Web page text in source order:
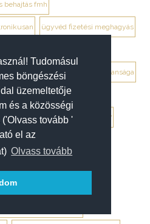
Tudomásul
böngészési
üzemeltetője
és a közösségi
tovább '
el az
Olvass tovább
behajtás fmh
ügyvéd fizetési meghagyás
érdemes végrendelet hatálytalansága
hagyatéki per végrendelet
elévülése 5 év ptk. 7:37
végrendelet tanúk